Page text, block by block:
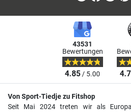
43531
Bewertungen
4.85/ 5.00
Von Sport-Tiedje zu Fitshop
Seit Mai 2024 treten wir als